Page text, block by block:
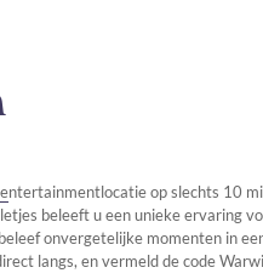
op slechts 10
beleeft u een unieke ervaring
onvergetelijke momenten in
langs, en vermeld de code